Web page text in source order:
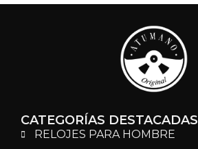
CATEGORÍAS DESTACADAS
RELOJES PARA HOMBRE